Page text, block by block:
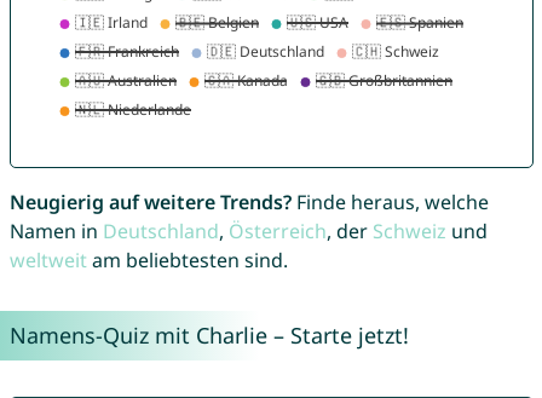
Neugierig auf weitere Trends?Finde heraus, welche
Namen in Deutschland, Österreich, der Schweiz und
weltweitam beliebtesten sind.
Namens-Quiz mit Charlie – Starte jetzt!